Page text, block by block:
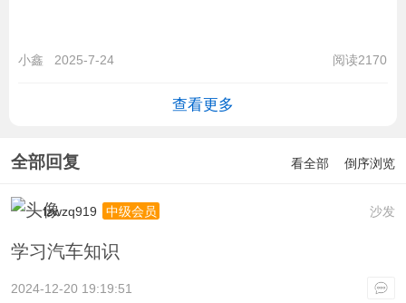
小鑫 2025-7-24 阅读2170
查看更多
全部回复 看全部 倒序浏览
沙发
lzwzq919 中级会员
学习汽车知识
2024-12-20 19:19:51